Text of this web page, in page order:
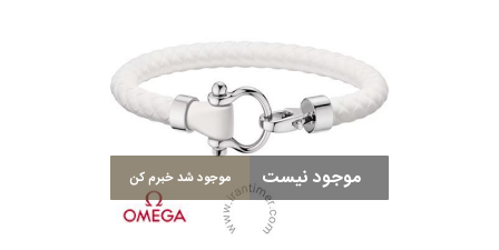
موجود نیست موجود شد خبرم کن